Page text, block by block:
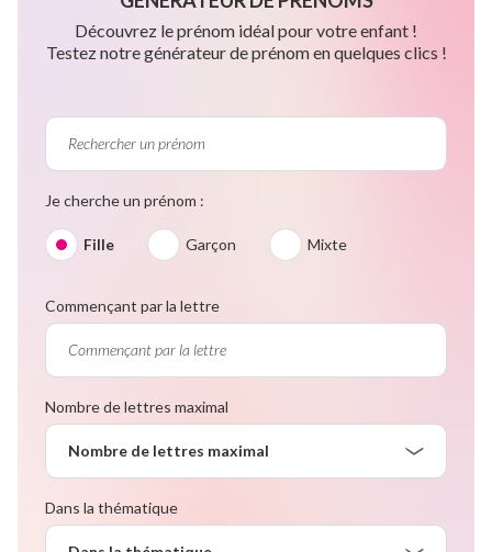
Découvrez le prénom idéal pour votre enfant !
Testez notre générateur de prénom en quelques clics !
Je cherche un prénom :
Fille Garçon Mixte
Commençant par la lettre
Nombre de lettres maximal
Nombre de lettres maximal
Dans la thématique